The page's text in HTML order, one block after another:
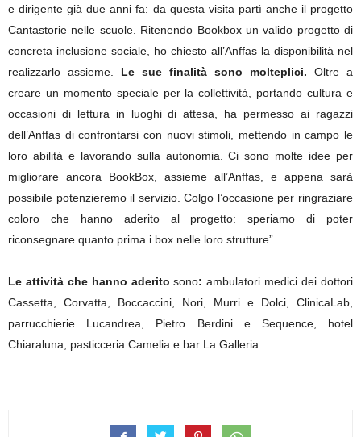
e dirigente già due anni fa: da questa visita partì anche il progetto
Cantastorie nelle scuole. Ritenendo Bookbox un valido progetto di
concreta inclusione sociale, ho chiesto all’Anffas la disponibilità nel
realizzarlo assieme. Le sue finalità sono molteplici. Oltre a
creare un momento speciale per la collettività, portando cultura e
occasioni di lettura in luoghi di attesa, ha permesso ai ragazzi
dell’Anffas di confrontarsi con nuovi stimoli, mettendo in campo le
loro abilità e lavorando sulla autonomia. Ci sono molte idee per
migliorare ancora BookBox, assieme all’Anffas, e appena sarà
possibile potenzieremo il servizio. Colgo l’occasione per ringraziare
coloro che hanno aderito al progetto: speriamo di poter
riconsegnare quanto prima i box nelle loro strutture”.
Le attività che hanno aderitosono: ambulatori medici dei dottori
Cassetta, Corvatta, Boccaccini, Nori, Murri e Dolci, ClinicaLab,
parrucchierie Lucandrea, Pietro Berdini e Sequence, hotel
Chiaraluna, pasticceria Camelia e bar La Galleria.